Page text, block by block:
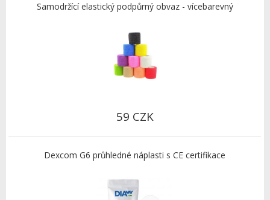
Samodržící elastický podpůrný obvaz - vícebarevný
59 CZK
Dexcom G6 průhledné náplasti s CE certifikace